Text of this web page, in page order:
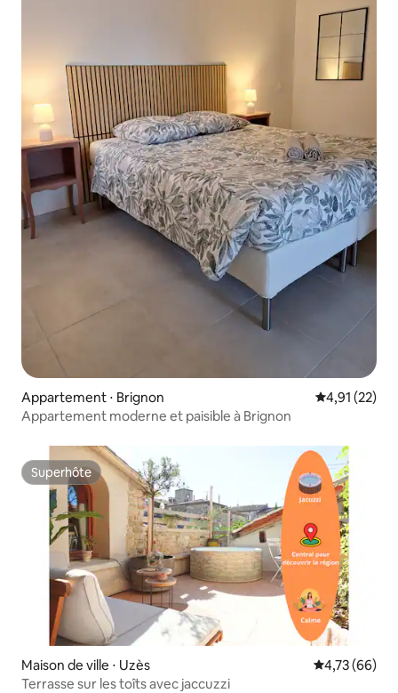
Appartement ⋅ Brignon Évaluation
4,91 (22)
Appartement moderne et paisible à Brignon
Superhôte
Superhôte
Maison de ville ⋅ Uzès Évaluation
4,73 (66)
Terrasse sur les toîts avec jaccuzzi